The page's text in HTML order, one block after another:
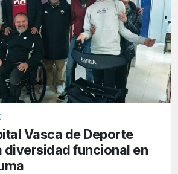
Vasca de Deporte
diversidad funcional en